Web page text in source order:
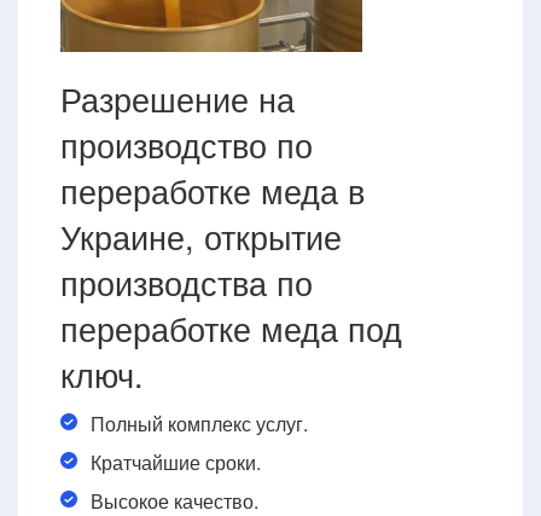
Разрешение на
производство по
переработке меда в
Украине, открытие
производства по
переработке меда под
ключ.
Полный комплекс услуг.
Кратчайшие сроки.
Высокое качество.